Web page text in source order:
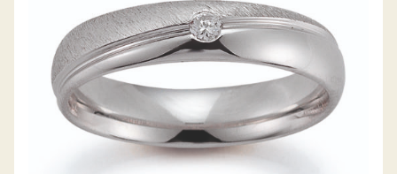
GERSTNER TRAURINGE